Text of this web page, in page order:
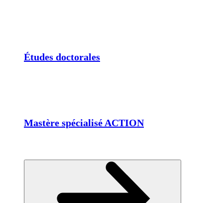
Études doctorales
Mastère spécialisé ACTION